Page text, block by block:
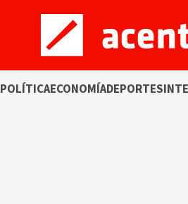
POLÍTICAECONOMÍADEPORTES